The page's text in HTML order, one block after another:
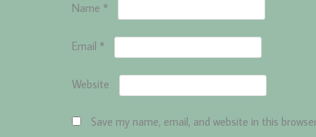
Name *
Email *
Website
Save my name, email, and website in this